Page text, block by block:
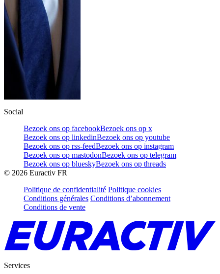
Social
Bezoek ons op facebookBezoek ons op x
Bezoek ons op linkedinBezoek ons op youtube
Bezoek ons op rss-feedBezoek ons op instagram
Bezoek ons op mastodonBezoek ons op telegram
Bezoek ons op blueskyBezoek ons op threads
© 2026 Euractiv FR
Politique de confidentialité Politique cookies
Conditions générales Conditions d’abonnement
Conditions de vente
Services